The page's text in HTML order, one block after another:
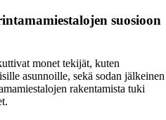
suosioon
monet tekijät, kuten
asunnoille, sekä sodan jälkeinen
rakentamista tuki